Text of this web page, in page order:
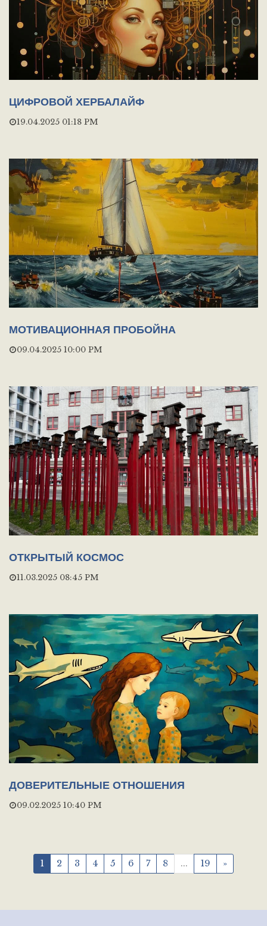
ЦИФРОВОЙ ХЕРБАЛАЙФ
19.04.2025 01:18 PM
МОТИВАЦИОННАЯ ПРОБОЙНА
09.04.2025 10:00 PM
ОТКРЫТЫЙ КОСМОС
11.03.2025 08:45 PM
ДОВЕРИТЕЛЬНЫЕ ОТНОШЕНИЯ
09.02.2025 10:40 PM
1 2 3 4 5 6 7 8 ... 19 »